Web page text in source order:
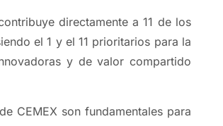
directamente a 11 de los
el 1 y el 11 prioritarios para la
y de valor compartido
CEMEX son fundamentales para